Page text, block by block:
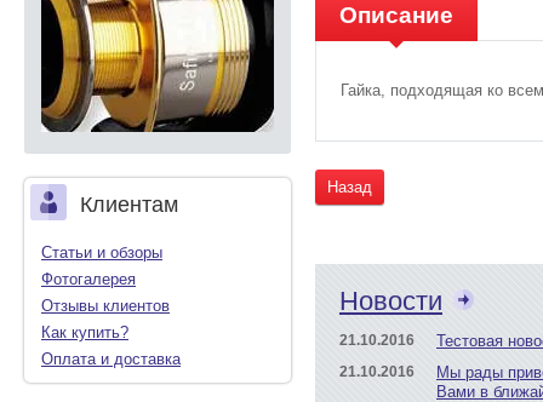
Клиентам
Статьи и обзоры
Фотогалерея
Отзывы клиентов
Как купить?
Оплата и доставка
Описание
Гайка, подходящая ко
Назад
Новости
21.10.2016 Тестовая
21.10.2016
Мы рады
Вами в